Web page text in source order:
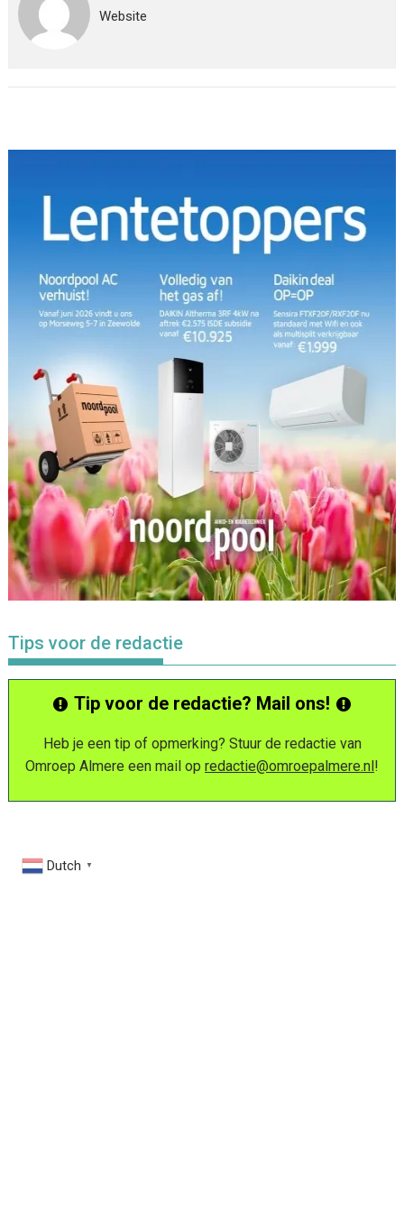
Website
Tips voor de redactie
Tip voor de redactie? Mail ons!
Heb je een tip of opmerking? Stuur de redactie van
Omroep Almere een mail op redactie@omroepalmere.nl!
Dutch ▼